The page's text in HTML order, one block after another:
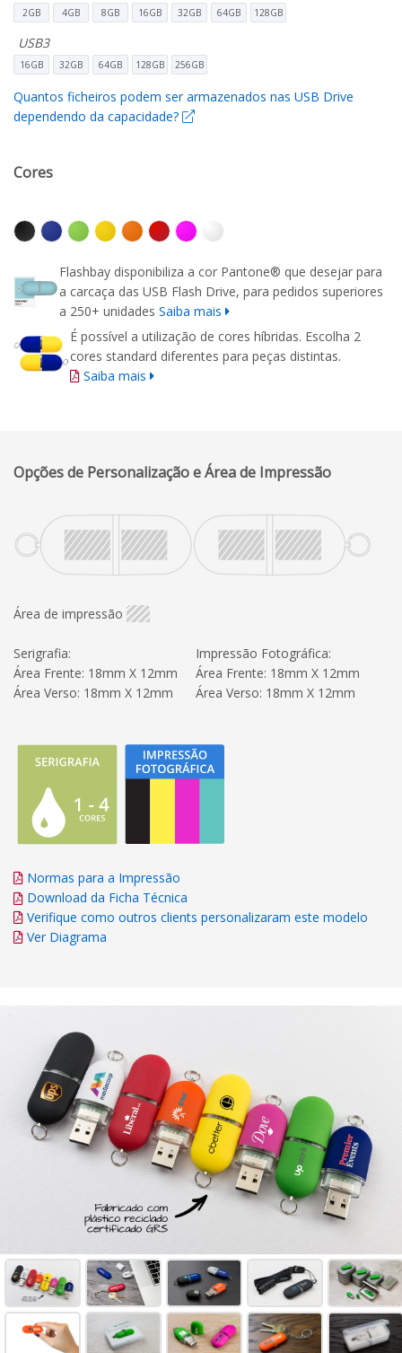
2GB 4GB 8GB 16GB 32GB 64GB 128GB
USB3
16GB 32GB 64GB 128GB 256GB
Quantos ficheiros podem ser armazenados nas USB Drive
dependendo da capacidade?
Cores
Flashbay disponibiliza a cor Pantone® que desejar para
a carcaça das USB Flash Drive, para pedidos superiores
a 250+ unidadesSaiba mais
É possível a utilização de cores híbridas. Escolha 2
cores standard diferentes para peças distintas.
Saiba mais
Opções de Personalização e Área de Impressão
Área de impressão
Serigrafia:
Área Frente: 18mm X 12mm
Área Verso: 18mm X 12mm
Impressão Fotográfica:
Área Frente: 18mm X 12mm
Área Verso: 18mm X 12mm
Normas para a Impressão
Download da Ficha Técnica
Verifique como outros clients personalizaram este modelo
Ver Diagrama